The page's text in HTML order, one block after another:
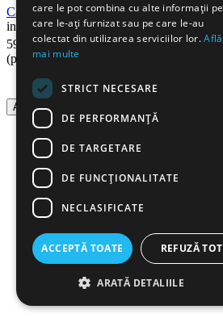
Capsator 100 coli D.RECT 0378HD
in stoc
59
Lei 4990 Lei
(pret cu TVA inclus)
Adauga in cos
care le pot combina cu alte informații pe
care le-ați furnizat sau pe care le-au
colectat din utilizarea serviciilor lor.Află
mai multe
STRICT NECESARE
DE PERFORMANȚĂ
DE TARGETARE
DE FUNCŢIONALITATE
NECLASIFICATE
ACCEPTĂ TOATE REFUZĂ TOT
ARATĂ DETALIILE